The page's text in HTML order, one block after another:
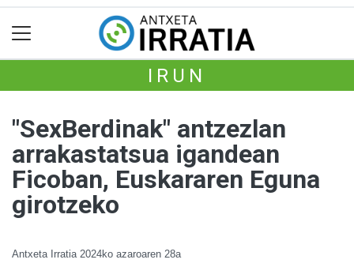
IRUN
"SexBerdinak" antzezlan
arrakastatsua igandean
Ficoban, Euskararen Eguna
girotzeko
Antxeta Irratia 2024ko azaroaren 28a